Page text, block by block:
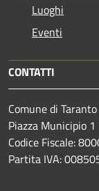
Luoghi
Eventi
CONTATTI
Comune di Taranto
Piazza Municipio
Codice Fiscale:
Partita IVA: